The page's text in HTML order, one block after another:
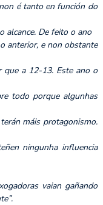
é tanto en función do
alcance. De feito o ano
anterior, e non obstante
que a 12-13. Este ano o
todo porque algunhas
máis protagonismo.
ningunha influencia
vaian gañando